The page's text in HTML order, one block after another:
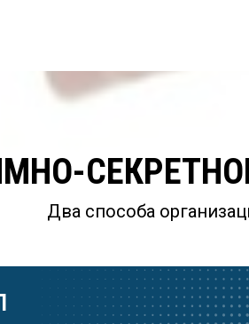
Два способа